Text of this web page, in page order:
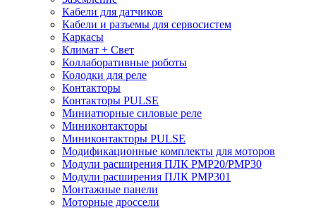
Кабели для датчиков
Кабели и разъемы для сервосистем
Каркасы
Климат + Свет
Коллаборативные роботы
Колодки для реле
Контакторы
Контакторы PULSE
Миниатюрные силовые реле
Миниконтакторы
Миниконтакторы PULSE
Модификационные комплекты для моторов
Модули расширения ПЛК PMP20/PMP30
Модули расширения ПЛК PMP301
Монтажные панели
Моторные дроссели